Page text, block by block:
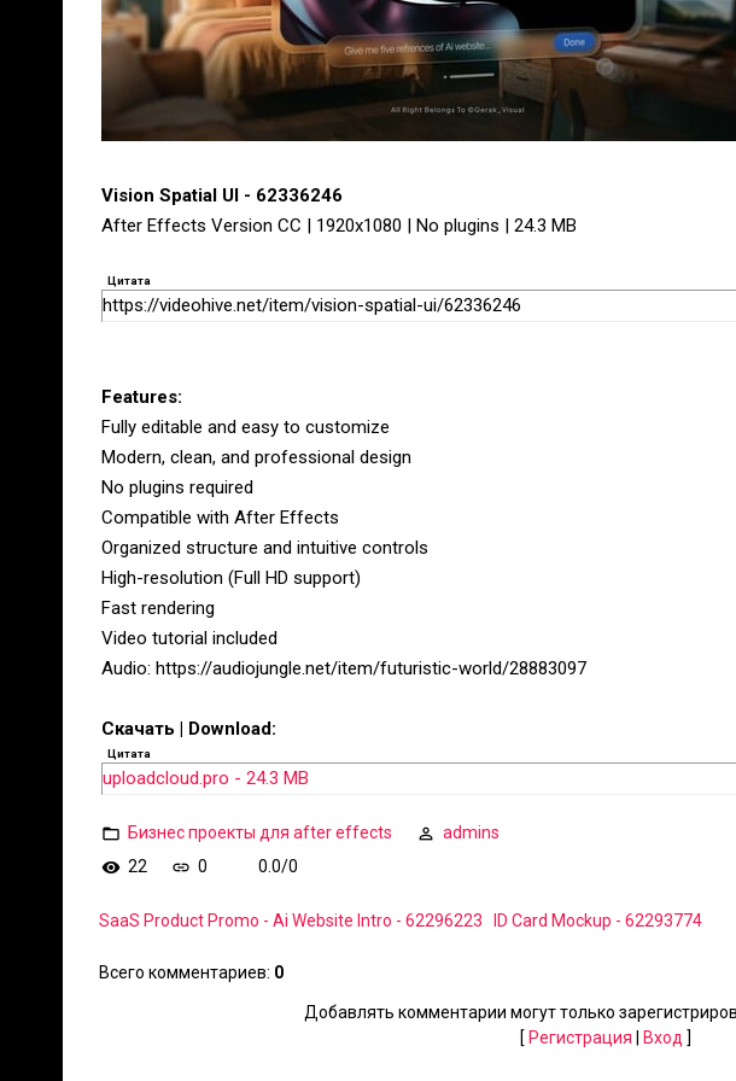
Vision Spatial UI - 62336246
After Effects Version CC | 1920x1080 | No plugins | 24.3 MB
Цитата
https://videohive.net/item/vision-spatial-ui/62336246
Features:
Fully editable and easy to customize
Modern, clean, and professional design
No plugins required
Compatible with After Effects
Organized structure and intuitive controls
High-resolution (Full HD support)
Fast rendering
Video tutorial included
Audio: https://audiojungle.net/item/futuristic-world/28883097
Скачать | Download:
Цитата
uploadcloud.pro - 24.3 MB
Бизнес проекты для after effects
admins
22
0 0.0/0
SaaS Product Promo - Ai Website Intro - 62296223 ID Card Mockup - 62293774
Всего комментариев: 0
Добавлять комментарии могут только
[ Регистрация Вход ]